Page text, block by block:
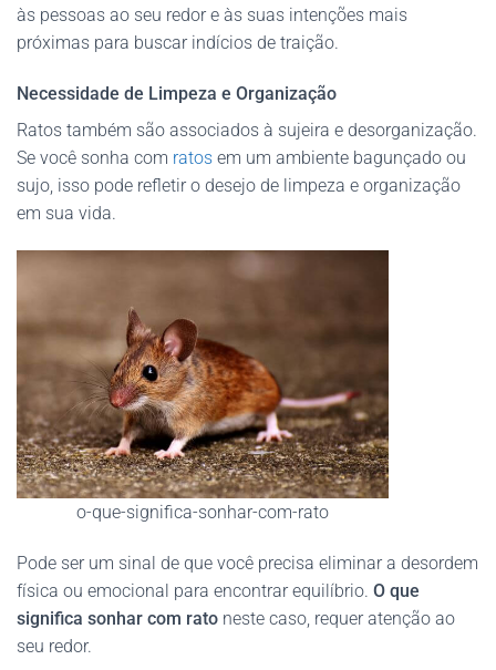
às pessoas ao seu redor e às suas intenções mais
próximas para buscar indícios de traição.
Necessidade de Limpeza e Organização
Ratos também são associados à sujeira e desorganização.
Se você sonha com ratos em um ambiente bagunçado ou
sujo, isso pode refletir o desejo de limpeza e organização
em sua vida.
o-que-significa-sonhar-com-rato
Pode ser um sinal de que você precisa eliminar a desordem
física ou emocional para encontrar equilíbrio. O que
significa sonhar com rato neste caso, requer atenção ao
seu redor.